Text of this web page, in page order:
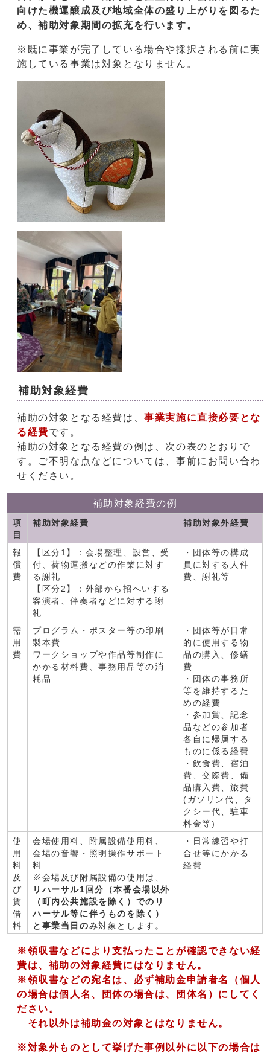
向けた機運醸成及び地域全体の盛り上がりを図るた
め、補助対象期間の拡充を行います。
※既に事業が完了している場合や採択される前に実
施している事業は対象となりません。
補助対象経費
補助の対象となる経費は、事業実施に直接必要とな
る経費です。
補助の対象となる経費の例は、次の表のとおりで
す。ご不明な点などについては、事前にお問い合わ
せください。
補助対象経費の例
項
目
補助対象経費 補助対象外経費
報
償
費
【区分1】：会場整理、設営、受
付、荷物運搬などの作業に対す
る謝礼
【区分2】：外部から招へいする
客演者、伴奏者などに対する謝
礼
・団体等の構成
員に対する人件
費、謝礼等
需
用
費
プログラム・ポスター等の印刷
製本費
ワークショップや作品等制作に
かかる材料費、事務用品等の消
耗品
・団体等が日常
的に使用する物
品の購入、修繕
費
・団体の事務所
等を維持するた
めの経費
・参加賞、記念
品などの参加者
各自に帰属する
ものに係る経費
・飲食費、宿泊
費、交際費、備
品購入費、旅費
(ガソリン代、タ
クシー代、駐車
料金等)
使
用
料
及
び
賃
借
料
会場使用料、附属設備使用料、
会場の音響・照明操作サポート
料
※会場及び附属設備の使用は、
リハーサル1回分（本番会場以外
（町内公共施設を除く）でのリ
ハーサル等に伴うものを除く）
と事業当日のみ対象とします。
・日常練習や打
合せ等にかかる
経費
※領収書などにより支払ったことが確認できない経
費は、補助の対象経費にはなりません。
※領収書などの宛名は、必ず補助金申請者名（個人
の場合は個人名、団体の場合は、団体名）にしてく
ださい。
それ以外は補助金の対象とはなりません。
※対象外ものとして挙げた事例以外に以下の場合は